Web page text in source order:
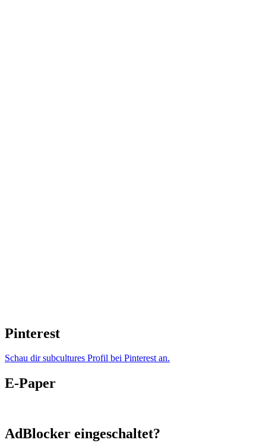
Pinterest
Schau dir subcultures Profil bei Pinterest an.
E-Paper
AdBlocker eingeschaltet?